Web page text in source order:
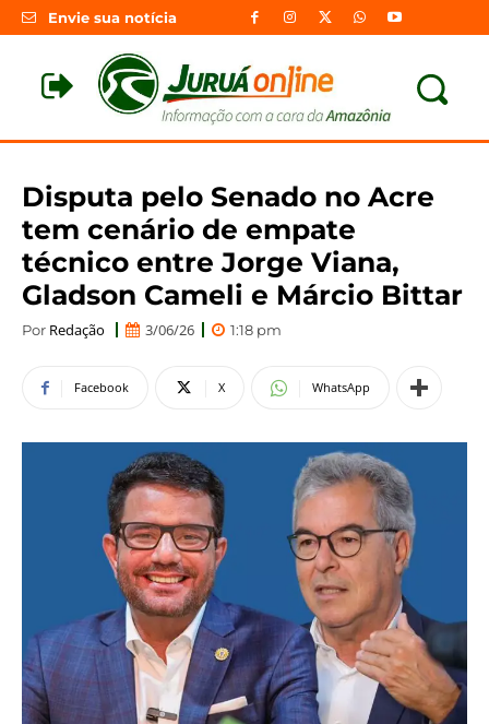
Envie sua notícia
Disputa pelo Senado no Acre
tem cenário de empate
técnico entre Jorge Viana,
Gladson Cameli e Márcio Bittar
Por Redação 3/06/26 1:18 pm
Facebook X WhatsApp